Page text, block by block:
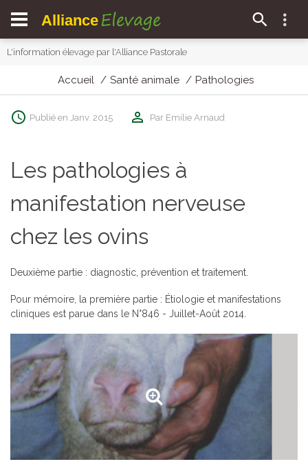
Alliance Elevage
L'information élevage par l'Alliance Pastorale
Accueil Santé animale Pathologies
Publié en Janv. 2015 Par Emilie Arnaud
Les pathologies à
manifestation nerveuse
chez les ovins
Deuxième partie : diagnostic, prévention et traitement.
Pour mémoire, la première partie : Étiologie et manifestations
cliniques est parue dans le N°846 - Juillet-Août 2014.